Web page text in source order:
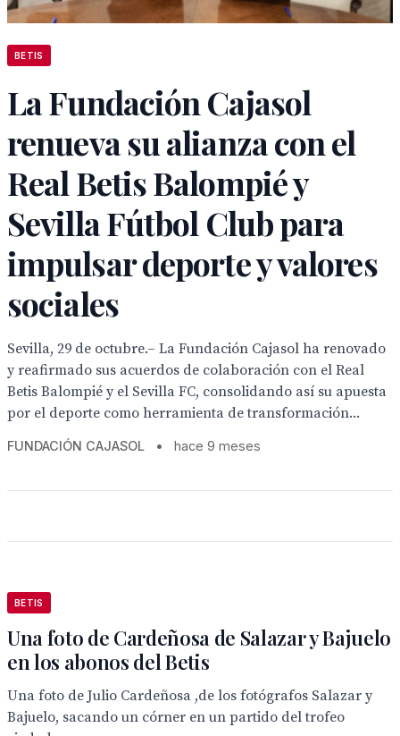
BETIS
La Fundación Cajasol
renueva su alianza con el
Real Betis Balompié y
Sevilla Fútbol Club para
impulsar deporte y valores
sociales
Sevilla, 29 de octubre.– La Fundación Cajasol ha renovado
y reafirmado sus acuerdos de colaboración con el Real
Betis Balompié y el Sevilla FC, consolidando así su apuesta
por el deporte como herramienta de transformación...
FUNDACIÓN CAJASOL • hace 9 meses
BETIS
Una foto de Cardeñosa de Salazar y Bajuelo
en los abonos del Betis
Una foto de Julio Cardeñosa ,de los fotógrafos Salazar y
Bajuelo, sacando un córner en un partido del trofeo